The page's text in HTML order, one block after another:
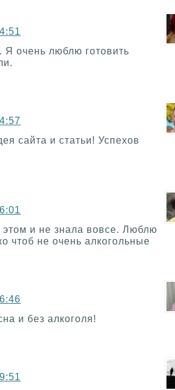
Я очень люблю готовить
сайта и статьи! Успехов
и не знала вовсе. Люблю
чтоб не очень алкогольные
и без алкоголя!